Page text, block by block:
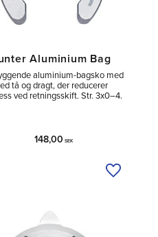
Aluminium Bag
aluminium-bagsko med
tå og dragt, der reducerer
ved retningsskift. Str. 3x0–4.
148,00 SEK
Tilføj til